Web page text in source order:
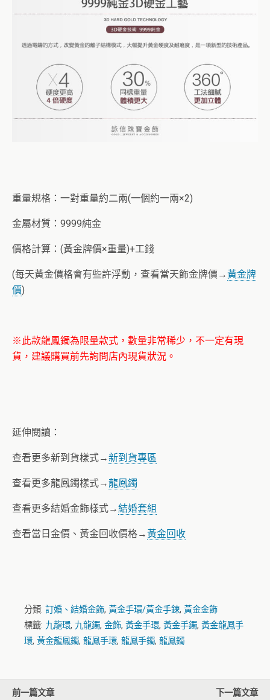
重量規格：一對重量約二兩(一個約一兩×2)
金屬材質：9999純金
價格計算：(黃金牌價×重量)+工錢
(每天黃金價格會有些許浮動，查看當天飾金牌價→黃金牌
價)
※此款龍鳳鐲為限量款式，數量非常稀少，不一定有現
貨，建議購買前先詢問店內現貨狀況。
延伸閱讀：
查看更多新到貨樣式→新到貨專區
查看更多龍鳳鐲樣式→龍鳳鐲
查看更多結婚金飾樣式→結婚套組
查看當日金價、黃金回收價格→黃金回收
分類: 訂婚、結婚金飾, 黃金手環/黃金手鍊, 黃金金飾
標籤: 九龍環, 九龍鐲, 金飾, 黃金手環, 黃金手鐲, 黃金龍鳳手
環, 黃金龍鳳鐲, 龍鳳手環, 龍鳳手鐲, 龍鳳鐲
前一篇文章
下一篇文章